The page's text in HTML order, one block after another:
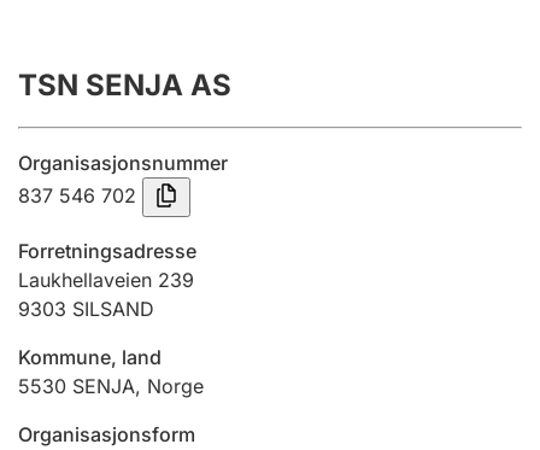
Årsregnskap
Innsending og forsinkelsesgebyr
Jeger
Ektepaktveileder
TSN SENJA AS
Organisasjonsnummer
837 546 702
Forretningsadresse
Laukhellaveien 239
9303 SILSAND
Kommune, land
5530 SENJA, Norge
Organisasjonsform